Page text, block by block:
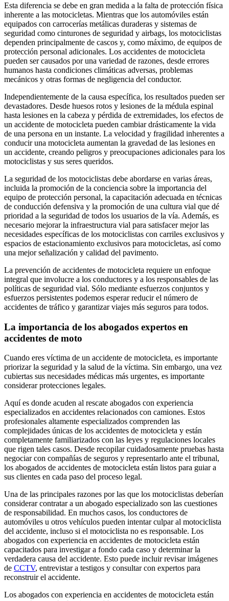
Esta diferencia se debe en gran medida a la falta de protección física
inherente a las motocicletas. Mientras que los automóviles están
equipados con carrocerías metálicas duraderas y sistemas de
seguridad como cinturones de seguridad y airbags, los motociclistas
dependen principalmente de cascos y, como máximo, de equipos de
protección personal adicionales. Los accidentes de motocicleta
pueden ser causados ​​por una variedad de razones, desde errores
humanos hasta condiciones climáticas adversas, problemas
mecánicos y otras formas de negligencia del conductor.
Independientemente de la causa específica, los resultados pueden ser
devastadores. Desde huesos rotos y lesiones de la médula espinal
hasta lesiones en la cabeza y pérdida de extremidades, los efectos de
un accidente de motocicleta pueden cambiar drásticamente la vida
de una persona en un instante. La velocidad y fragilidad inherentes a
conducir una motocicleta aumentan la gravedad de las lesiones en
un accidente, creando peligros y preocupaciones adicionales para los
motociclistas y sus seres queridos.
La seguridad de los motociclistas debe abordarse en varias áreas,
incluida la promoción de la conciencia sobre la importancia del
equipo de protección personal, la capacitación adecuada en técnicas
de conducción defensiva y la promoción de una cultura vial que dé
prioridad a la seguridad de todos los usuarios de la vía. Además, es
necesario mejorar la infraestructura vial para satisfacer mejor las
necesidades específicas de los motociclistas con carriles exclusivos y
espacios de estacionamiento exclusivos para motocicletas, así como
una mejor señalización y calidad del pavimento.
La prevención de accidentes de motocicleta requiere un enfoque
integral que involucre a los conductores y a los responsables de las
políticas de seguridad vial. Sólo mediante esfuerzos conjuntos y
esfuerzos persistentes podemos esperar reducir el número de
accidentes de tráfico y garantizar viajes más seguros para todos.
La importancia de los abogados expertos en
accidentes de moto
Cuando eres víctima de un accidente de motocicleta, es importante
priorizar la seguridad y la salud de la víctima. Sin embargo, una vez
cubiertas sus necesidades médicas más urgentes, es importante
considerar protecciones legales.
Aquí es donde acuden al rescate abogados con experiencia
especializados en accidentes relacionados con camiones. Estos
profesionales altamente especializados comprenden las
complejidades únicas de los accidentes de motocicleta y están
completamente familiarizados con las leyes y regulaciones locales
que rigen tales casos. Desde recopilar cuidadosamente pruebas hasta
negociar con compañías de seguros y representarlo ante el tribunal,
los abogados de accidentes de motocicleta están listos para guiar a
sus clientes en cada paso del proceso legal.
Una de las principales razones por las que los motociclistas deberían
considerar contratar a un abogado especializado son las cuestiones
de responsabilidad. En muchos casos, los conductores de
automóviles u otros vehículos pueden intentar culpar al motociclista
del accidente, incluso si el motociclista no es responsable. Los
abogados con experiencia en accidentes de motocicleta están
capacitados para investigar a fondo cada caso y determinar la
verdadera causa del accidente. Esto puede incluir revisar imágenes
de CCTV, entrevistar a testigos y consultar con expertos para
reconstruir el accidente.
Los abogados con experiencia en accidentes de motocicleta están